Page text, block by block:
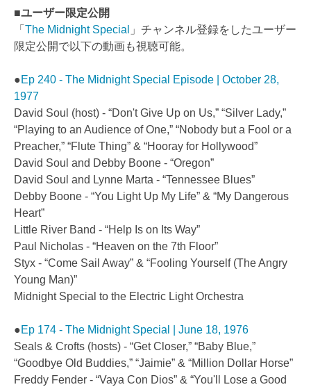
■ユーザー限定公開
「 The Midnight Special
」チャンネル登録をしたユーザー
限定公開で以下の動画も視聴可能。
●Ep 240 - The Midnight Special Episode | October 28,
1977
David Soul (host) - “Don't Give Up on Us,” “Silver Lady,”
“Playing to an Audience of One,” “Nobody but a Fool or a
Preacher,” “Flute Thing” & “Hooray for Hollywood”
David Soul and Debby Boone - “Oregon”
David Soul and Lynne Marta - “Tennessee Blues”
Debby Boone - “You Light Up My Life” & “My Dangerous
Heart”
Little River Band - “Help Is on Its Way”
Paul Nicholas - “Heaven on the 7th Floor”
Styx - “Come Sail Away” & “Fooling Yourself (The Angry
Young Man)”
Midnight Special to the Electric Light Orchestra
●Ep 174 - The Midnight Special | June 18, 1976
Seals & Crofts (hosts) - “Get Closer,” “Baby Blue,”
“Goodbye Old Buddies,” “Jaimie” & “Million Dollar Horse”
Freddy Fender - “Vaya Con Dios” & “You'll Lose a Good